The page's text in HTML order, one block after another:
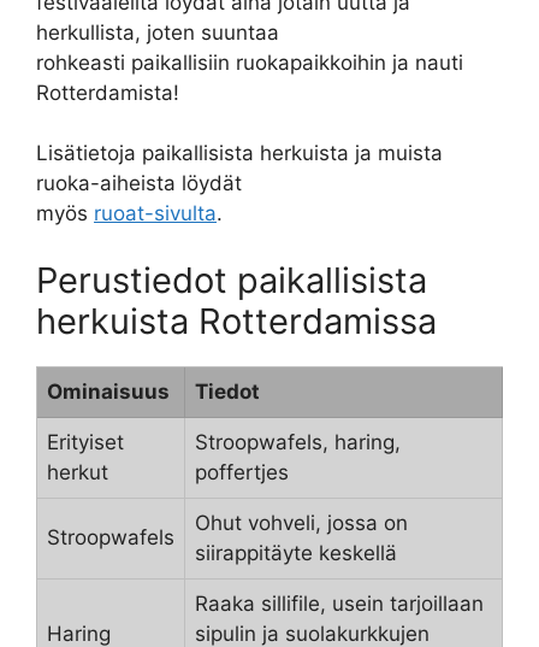
herkullista, joten suuntaa
rohkeasti paikallisiin ruokapaikkoihin ja nauti
Rotterdamista!
Lisätietoja paikallisista herkuista ja muista
ruoka-aiheista löydät
myös ruoat-sivulta.
Perustiedot paikallisista
herkuista Rotterdamissa
Ominaisuus Tiedot
Erityiset
herkut
Stroopwafels, haring,
poffertjes
Stroopwafels
Ohut vohveli, jossa on
siirappitäyte keskellä
Haring
Raaka sillifile, usein tarjoillaan
sipulin ja suolakurkkujen